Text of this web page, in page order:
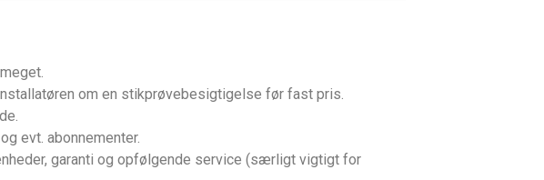
om en stikprøvebesigtigelse før fast pris.
evt. abonnementer.
garanti og opfølgende service (særligt vigtigt for